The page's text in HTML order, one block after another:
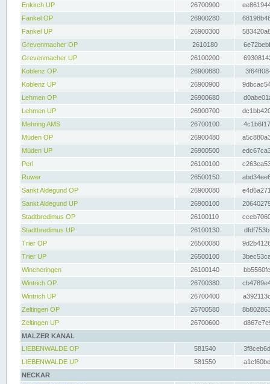
Enkirch UP
26700900
Fankel OP
26900280
Fankel UP
26900300
Grevenmacher OP
2610180
Grevenmacher UP
26100200
Koblenz OP
26900880
Koblenz UP
26900900
Lehmen OP
26900680
Lehmen UP
26900700
Mehring AMS
26700100
Müden OP
26900480
Müden UP
26900500
Perl
26100100
Ruwer
26500150
Sankt Aldegund OP
26900080
Sankt Aldegund UP
26900100
Stadtbredimus OP
26100110
Stadtbredimus UP
26100130
Trier OP
26500080
Trier UP
26500100
Wincheringen
26100140
Wintrich OP
26700380
Wintrich UP
26700400
Zeltingen OP
26700580
Zeltingen UP
26700600
MALZER KANAL
LIEBENWALDE OP
581540
LIEBENWALDE UP
581550
NECKAR